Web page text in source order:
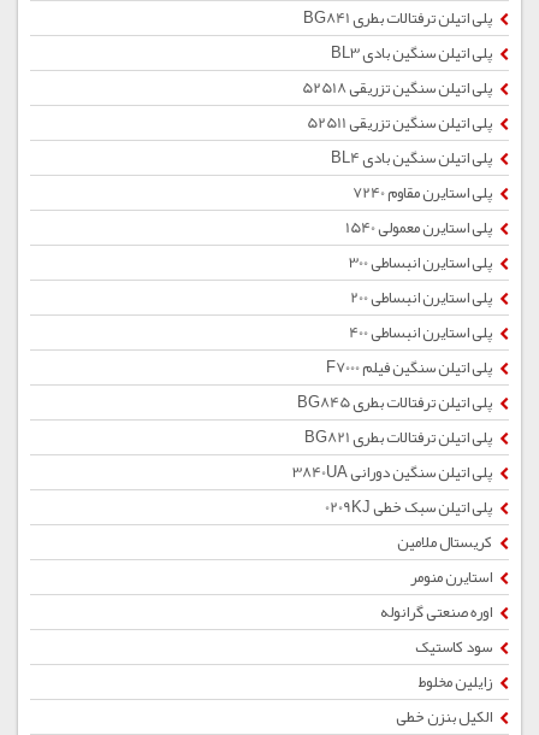
پلی اتیلن ترفتالات بطری BG841
پلی اتیلن سنگین بادی BL3
پلی اتیلن سنگین تزریقی 52518
پلی اتیلن سنگین تزریقی 52511
پلی اتیلن سنگین بادی BL4
پلی استایرن مقاوم 7240
پلی استایرن معمولی 1540
پلی استایرن انبساطی 300
پلی استایرن انبساطی 200
پلی استایرن انبساطی 400
پلی اتیلن سنگین فیلم F7000
پلی اتیلن ترفتالات بطری BG845
پلی اتیلن ترفتالات بطری BG821
پلی اتیلن سنگین دورانی 3840UA
پلی اتیلن سبک خطی 0209KJ
کریستال ملامین
استایرن منومر
اوره صنعتی گرانوله
سود کاستیک
زایلین مخلوط
الکیل بنزن خطی